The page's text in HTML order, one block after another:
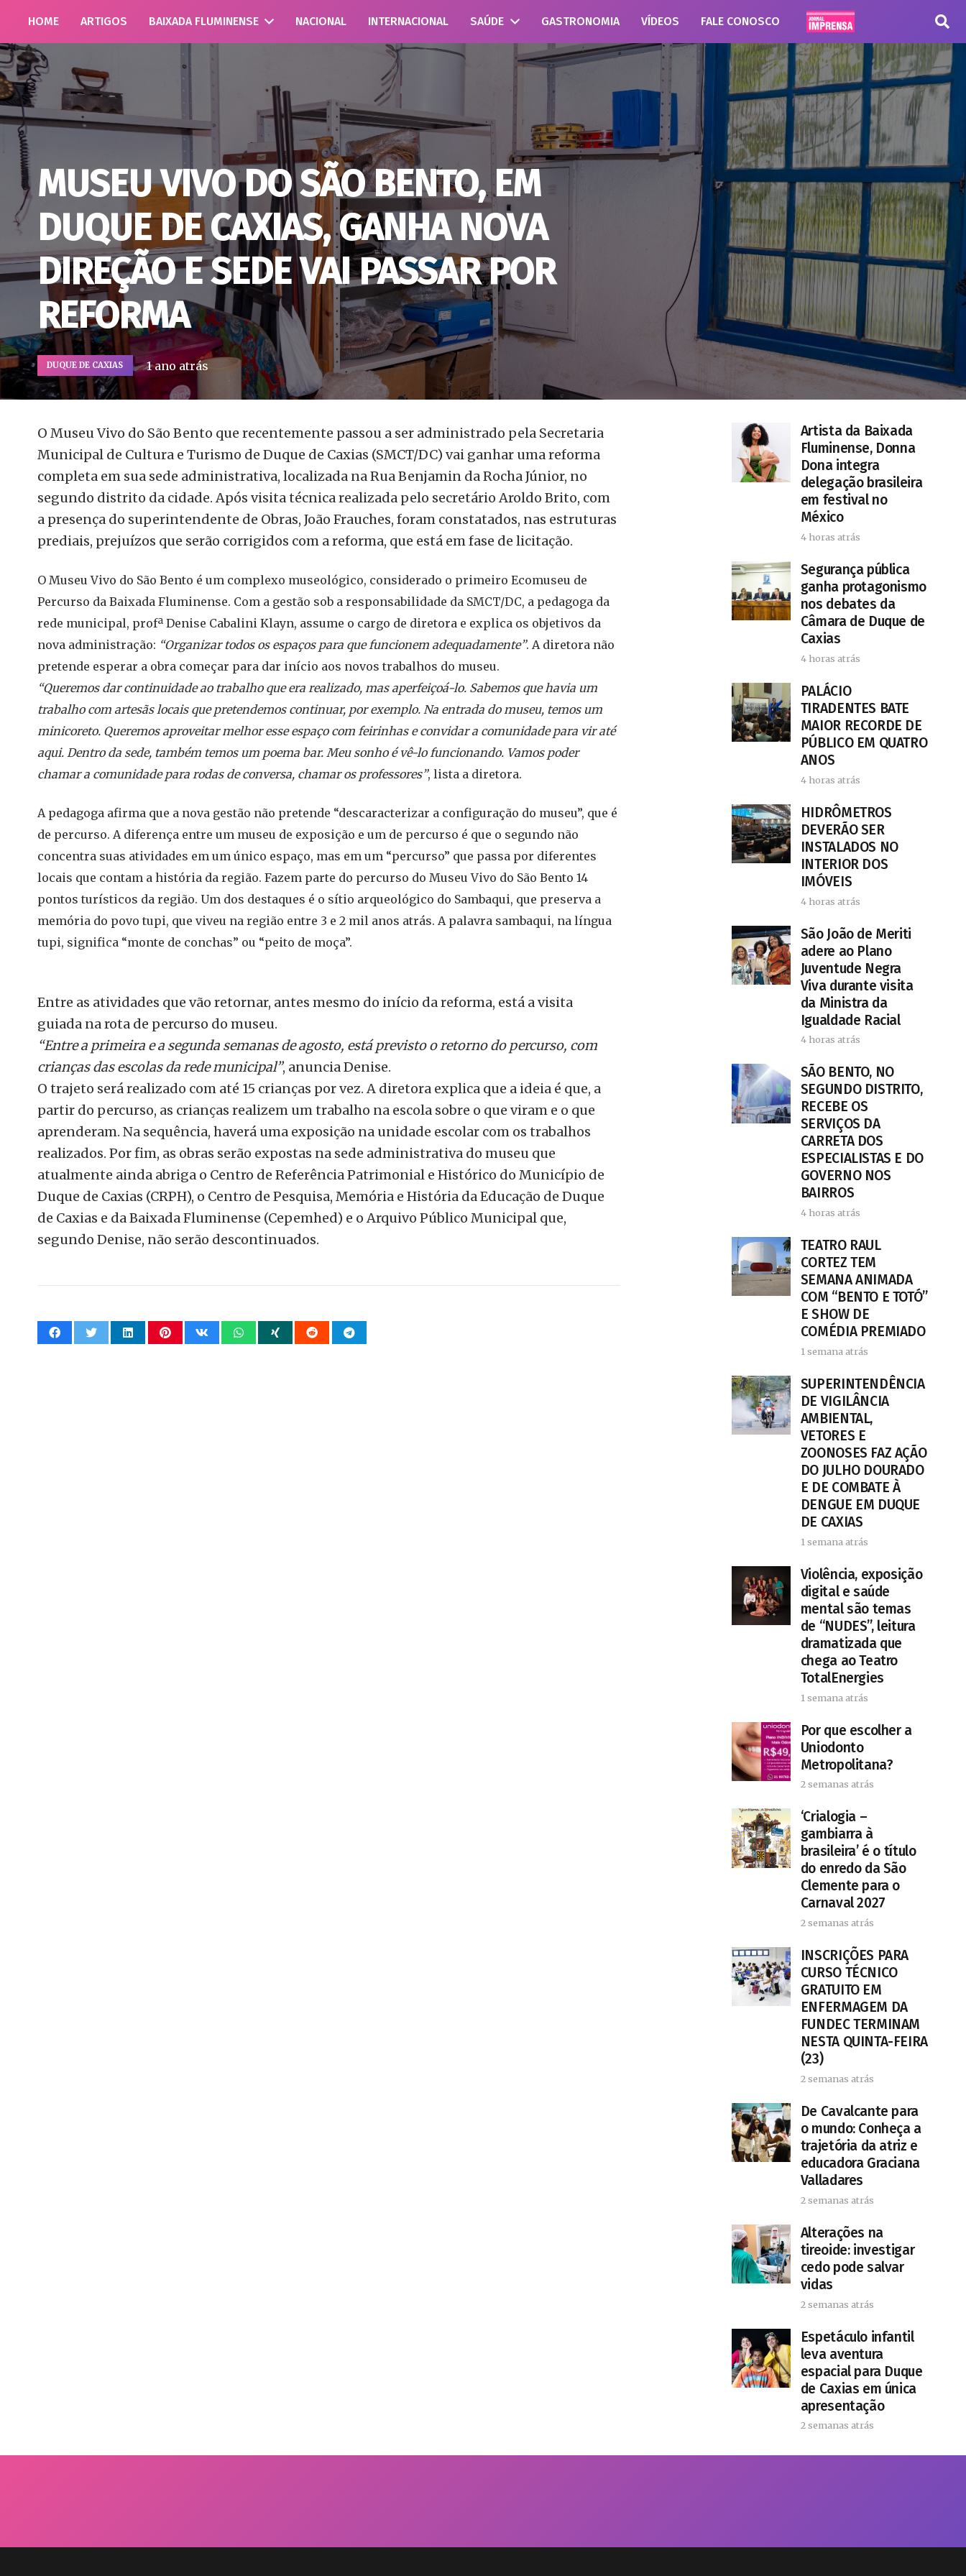
HOME ARTIGOS BAIXADA FLUMINENSE NACIONAL INTERNACIONAL SAÚDE GASTRONOMIA VÍDEOS FALE CONOSCO
MUSEU VIVO DO SÃO BENTO, EM
DUQUE DE CAXIAS, GANHA NOVA
DIREÇÃO E SEDE VAI PASSAR POR
REFORMA
DUQUE DE CAXIAS 1 ano atrás
O Museu Vivo do São Bento que recentemente passou a ser administrado pela Secretaria
Municipal de Cultura e Turismo de Duque de Caxias (SMCT/DC) vai ganhar uma reforma
completa em sua sede administrativa, localizada na Rua Benjamin da Rocha Júnior, no
segundo distrito da cidade. Após visita técnica realizada pelo secretário Aroldo Brito, com
a presença do superintendente de Obras, João Frauches, foram constatados, nas estruturas
prediais, prejuízos que serão corrigidos com a reforma, que está em fase de licitação.
O Museu Vivo do São Bento é um complexo museológico, considerado o primeiro Ecomuseu de
Percurso da Baixada Fluminense. Com a gestão sob a responsabilidade da SMCT/DC, a pedagoga da
rede municipal, profª Denise Cabalini Klayn, assume o cargo de diretora e explica os objetivos da
nova administração: “Organizar todos os espaços para que funcionem adequadamente”. A diretora não
pretende esperar a obra começar para dar início aos novos trabalhos do museu.
“Queremos dar continuidade ao trabalho que era realizado, mas aperfeiçoá-lo. Sabemos que havia um
trabalho com artesãs locais que pretendemos continuar, por exemplo. Na entrada do museu, temos um
minicoreto. Queremos aproveitar melhor esse espaço com feirinhas e convidar a comunidade para vir até
aqui. Dentro da sede, também temos um poema bar. Meu sonho é vê-lo funcionando. Vamos poder
chamar a comunidade para rodas de conversa, chamar os professores”, lista a diretora.
A pedagoga afirma que a nova gestão não pretende “descaracterizar a configuração do museu”, que é
de percurso. A diferença entre um museu de exposição e um de percurso é que o segundo não
concentra suas atividades em um único espaço, mas em um “percurso” que passa por diferentes
locais que contam a história da região. Fazem parte do percurso do Museu Vivo do São Bento 14
pontos turísticos da região. Um dos destaques é o sítio arqueológico do Sambaqui, que preserva a
memória do povo tupi, que viveu na região entre 3 e 2 mil anos atrás. A palavra sambaqui, na língua
tupi, significa “monte de conchas” ou “peito de moça”.
Entre as atividades que vão retornar, antes mesmo do início da reforma, está a visita
guiada na rota de percurso do museu.
“Entre a primeira e a segunda semanas de agosto, está previsto o retorno do percurso, com
crianças das escolas da rede municipal”, anuncia Denise.
O trajeto será realizado com até 15 crianças por vez. A diretora explica que a ideia é que, a
partir do percurso, as crianças realizem um trabalho na escola sobre o que viram e o que
aprenderam. Na sequência, haverá uma exposição na unidade escolar com os trabalhos
realizados. Por fim, as obras serão expostas na sede administrativa do museu que
atualmente ainda abriga o Centro de Referência Patrimonial e Histórico do Município de
Duque de Caxias (CRPH), o Centro de Pesquisa, Memória e História da Educação de Duque
de Caxias e da Baixada Fluminense (Cepemhed) e o Arquivo Público Municipal que,
segundo Denise, não serão descontinuados.
Artista da Baixada
Fluminense, Donna
Dona integra
delegação brasileira
em festival no
México
4 horas atrás
Segurança pública
ganha protagonismo
nos debates da
Câmara de Duque de
Caxias
4 horas atrás
PALÁCIO
TIRADENTES BATE
MAIOR RECORDE DE
PÚBLICO EM QUATRO
ANOS
4 horas atrás
HIDRÔMETROS
DEVERÃO SER
INSTALADOS NO
INTERIOR DOS
IMÓVEIS
4 horas atrás
São João de Meriti
adere ao Plano
Juventude Negra
Viva durante visita
da Ministra da
Igualdade Racial
4 horas atrás
SÃO BENTO, NO
SEGUNDO DISTRITO,
RECEBE OS
SERVIÇOS DA
CARRETA DOS
ESPECIALISTAS E DO
GOVERNO NOS
BAIRROS
4 horas atrás
TEATRO RAUL
CORTEZ TEM
SEMANA ANIMADA
COM “BENTO E TOTÓ”
E SHOW DE
COMÉDIA PREMIADO
1 semana atrás
SUPERINTENDÊNCIA
DE VIGILÂNCIA
AMBIENTAL,
VETORES E
ZOONOSES FAZ AÇÃO
DO JULHO DOURADO
E DE COMBATE À
DENGUE EM DUQUE
DE CAXIAS
1 semana atrás
Violência, exposição
digital e saúde
mental são temas
de “NUDES”, leitura
dramatizada que
chega ao Teatro
TotalEnergies
1 semana atrás
Por que escolher a
Uniodonto
Metropolitana?
2 semanas atrás
‘Crialogia –
gambiarra à
brasileira’ é o título
do enredo da São
Clemente para o
Carnaval 2027
2 semanas atrás
INSCRIÇÕES PARA
CURSO TÉCNICO
GRATUITO EM
ENFERMAGEM DA
FUNDEC TERMINAM
NESTA QUINTA-FEIRA
(23)
2 semanas atrás
De Cavalcante para
o mundo: Conheça a
trajetória da atriz e
educadora Graciana
Valladares
2 semanas atrás
Alterações na
tireoide: investigar
cedo pode salvar
vidas
2 semanas atrás
​Espetáculo infantil
leva aventura
espacial para Duque
de Caxias em única
apresentação
2 semanas atrás